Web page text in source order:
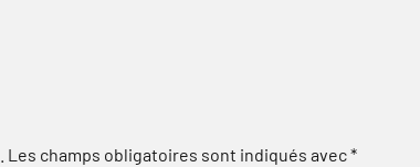
Les champs obligatoires sont indiqués avec*